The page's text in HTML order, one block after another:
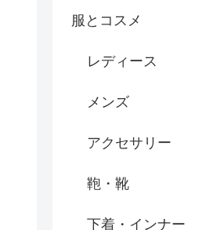
服とコスメ
レディース
メンズ
アクセサリー
鞄・靴
下着・インナー